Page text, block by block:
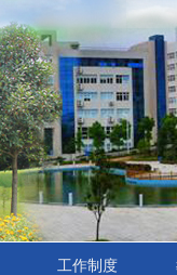
工作制度